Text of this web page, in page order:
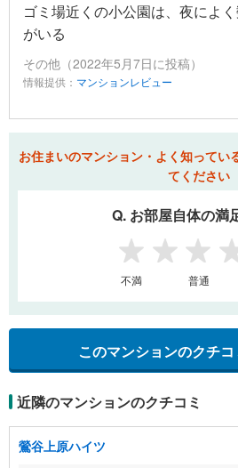
ゴミ場近くの小公園は、夜によ
がいる
その他（2022年5月7日に投稿）
情報提供： マンションレビュー
お住まいのマンション・よく知ってい
てください
Q. お部屋自体の満
1 2 3 4
不満 普通
このマンションのクチ
近隣のマンションのクチコミ
鶯谷上原ハイツ